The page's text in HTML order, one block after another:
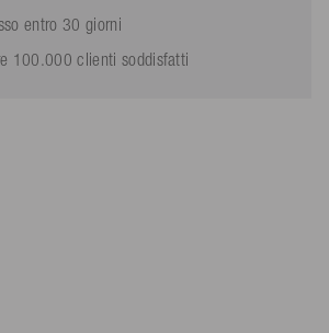
entro 30 giorni
100.000 clienti soddisfatti